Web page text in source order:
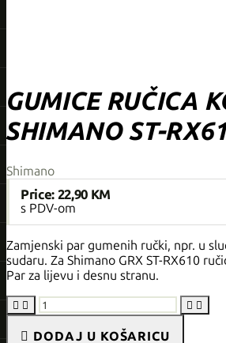
GUMICE RUČICA
SHIMANO ST-
Shimano
Price: 22,90 KM
s PDV-om
Zamjenski par gumenih ručki, npr. u
sudaru. Za Shimano GRX ST-RX610
Par za lijevu i desnu stranu.
   
 DODAJ U KOŠARICU